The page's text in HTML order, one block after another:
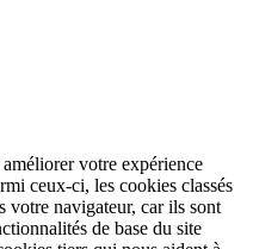
votre expérience
ceux-ci, les cookies classés
votre navigateur, car ils sont
de base du site